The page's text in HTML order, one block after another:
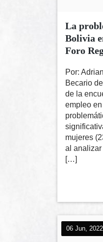
La
Bolivia
Foro
Por:
Becario
de la
empleo
mujeres
al
[…]
06 Jun, 2022